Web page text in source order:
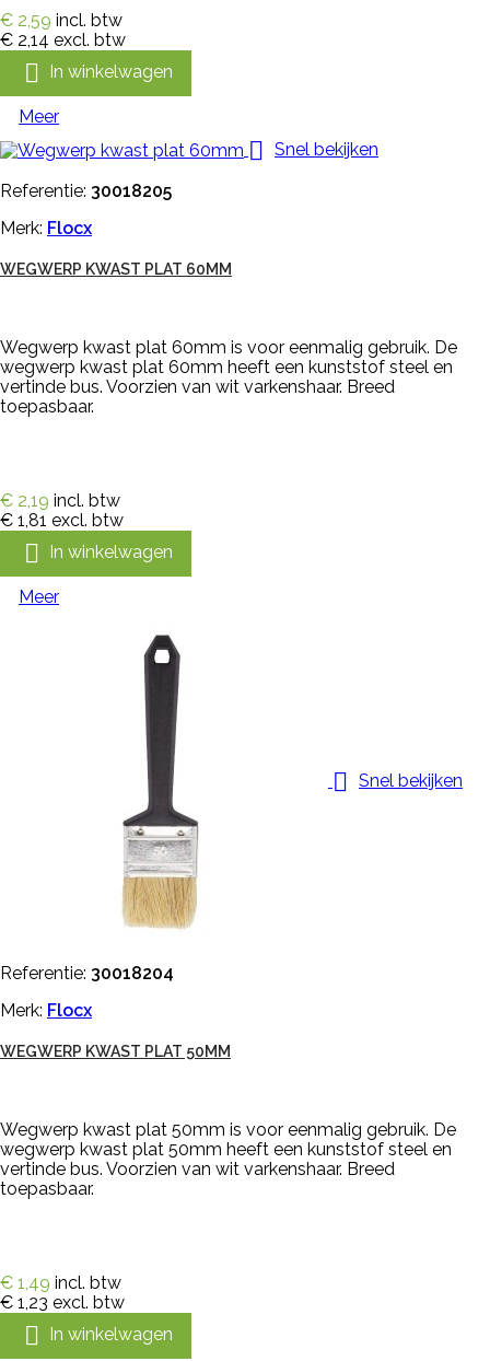
€ 2,59 incl. btw
€ 2,14 excl. btw
 In winkelwagen
Meer
 Snel bekijken
Referentie: 30018205
Merk: Flocx
WEGWERP KWAST PLAT 60MM
Wegwerp kwast plat 60mm is voor eenmalig gebruik. De
wegwerp kwast plat 60mm heeft een kunststof steel en
vertinde bus. Voorzien van wit varkenshaar. Breed
toepasbaar.
€ 2,19 incl. btw
€ 1,81 excl. btw
 In winkelwagen
Meer
 Snel bekijken
Referentie: 30018204
Merk: Flocx
WEGWERP KWAST PLAT 50MM
Wegwerp kwast plat 50mm is voor eenmalig gebruik. De
wegwerp kwast plat 50mm heeft een kunststof steel en
vertinde bus. Voorzien van wit varkenshaar. Breed
toepasbaar.
€ 1,49 incl. btw
€ 1,23 excl. btw
 In winkelwagen